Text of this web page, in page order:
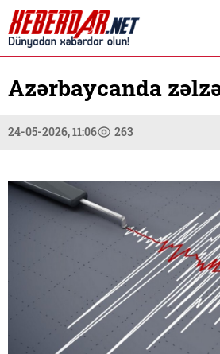
Azərbaycanda
24-05-2026, 11:06 263